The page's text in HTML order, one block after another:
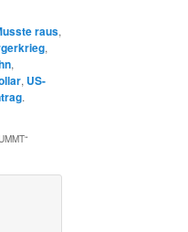
raus,
,
,
, US-
.
“